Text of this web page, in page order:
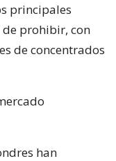
principales
prohibir, con
de concentrados
han